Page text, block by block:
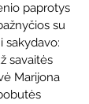
paprotys
su
sakydavo:
savaitės
Marijona